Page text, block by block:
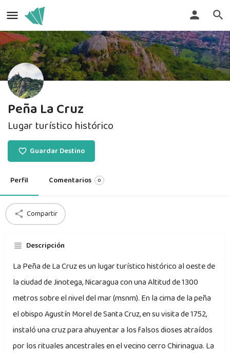
Peña La Cruz
Lugar turístico histórico
Guardar Destino
Perfil Comentarios 0
Compartir
Descripción
La Peña de La Cruz es un lugar turístico histórico al oeste de
la ciudad de Jinotega, Nicaragua con una Altitud de 1300
metros sobre el nivel del mar (msnm). En la cima de la peña
el obispo Agustín Morel de Santa Cruz, en su visita de 1752,
instaló una cruz para ahuyentar a los falsos dioses atraídos
por los rituales ancestrales en el vecino cerro Chirinagua. La